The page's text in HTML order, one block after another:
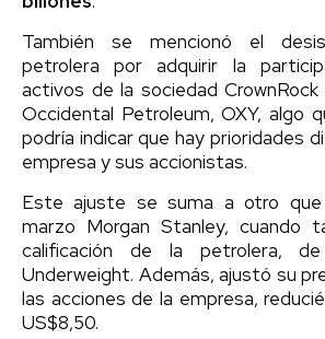
También se mencionó el
petrolera por adquirir la
activos de la sociedad
Occidental Petroleum, OXY, algo
podría indicar que hay prioridades
empresa y sus accionistas.
Este ajuste se suma a otro que
marzo Morgan Stanley, cuando
calificación de la petrolera,
Underweight. Además, ajustó su
las acciones de la empresa,
US$8,50.